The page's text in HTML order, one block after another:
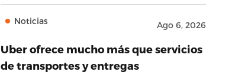
Noticias Ago 6, 2026
Uber ofrece mucho más que servicios
de transportes y entregas